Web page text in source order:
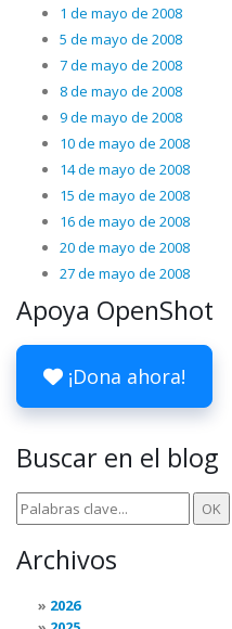
1 de mayo de 2008
5 de mayo de 2008
7 de mayo de 2008
8 de mayo de 2008
9 de mayo de 2008
10 de mayo de 2008
14 de mayo de 2008
15 de mayo de 2008
16 de mayo de 2008
20 de mayo de 2008
27 de mayo de 2008
Apoya OpenShot
¡Dona ahora!
Buscar en el blog
Archivos
2026